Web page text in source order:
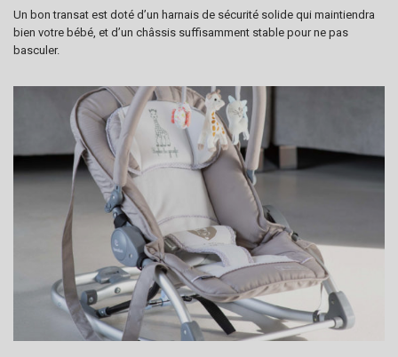
Un bon transat est doté d’un harnais de sécurité solide qui maintiendra
bien votre bébé, et d’un châssis suffisamment stable pour ne pas
basculer.